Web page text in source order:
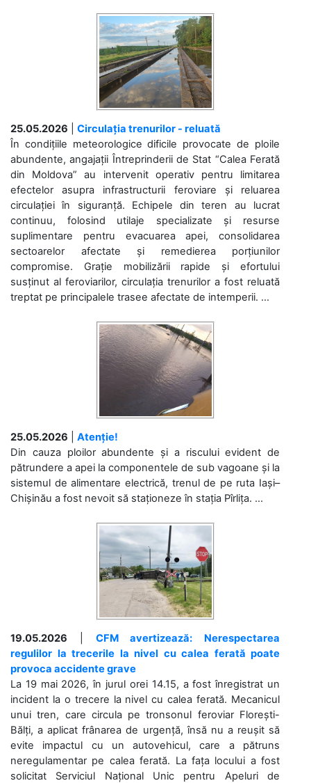
25.05.2026
Circulația trenurilor - reluată
În condițiile meteorologice dificile provocate de ploile
abundente, angajații Întreprinderii de Stat “Calea Ferată
din Moldova” au intervenit operativ pentru limitarea
efectelor asupra infrastructurii feroviare și reluarea
circulației în siguranță. Echipele din teren au lucrat
continuu, folosind utilaje specializate și resurse
suplimentare pentru evacuarea apei, consolidarea
sectoarelor afectate și remedierea porțiunilor
compromise. Grație mobilizării rapide și efortului
susținut al feroviarilor, circulația trenurilor a fost reluată
treptat pe principalele trasee afectate de intemperii. ...
25.05.2026
Atenție!
Din cauza ploilor abundente și a riscului evident de
pătrundere a apei la componentele de sub vagoane și la
sistemul de alimentare electrică, trenul de pe ruta Iași–
Chișinău a fost nevoit să staționeze în stația Pîrlița. ...
19.05.2026
CFM avertizează: Nerespectarea
regulilor la trecerile la nivel cu calea ferată poate
provoca accidente grave
La 19 mai 2026, în jurul orei 14.15, a fost înregistrat un
incident la o trecere la nivel cu calea ferată. Mecanicul
unui tren, care circula pe tronsonul feroviar Florești-
Bălți, a aplicat frânarea de urgență, însă nu a reușit să
evite impactul cu un autovehicul, care a pătruns
neregulamentar pe calea ferată. La fața locului a fost
solicitat Serviciul Național Unic pentru Apeluri de